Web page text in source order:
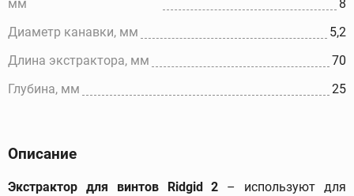
мм
8
Диаметр канавки, мм
5,2
Длина экстрактора, мм
70
Глубина, мм
25
Описание
Экстрактор для винтов Ridgid 2 – используют для